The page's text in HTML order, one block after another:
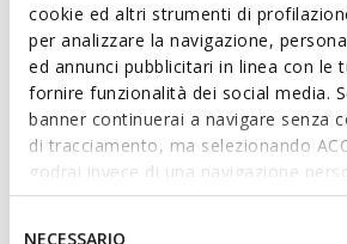
cookie ed altri strumenti di
per analizzare la navigazione,
ed annunci pubblicitari in linea con le
fornire funzionalità dei social media.
banner continuerai a navigare senza
di tracciamento, ma selezionando
godrai invece di una navigazione
base dei tuoi gusti ed interessi.
IMPOSTAZIONI potrai anche
NECESSARIO
Features
Quick and easy to put on
Slip-on design allows you to slide